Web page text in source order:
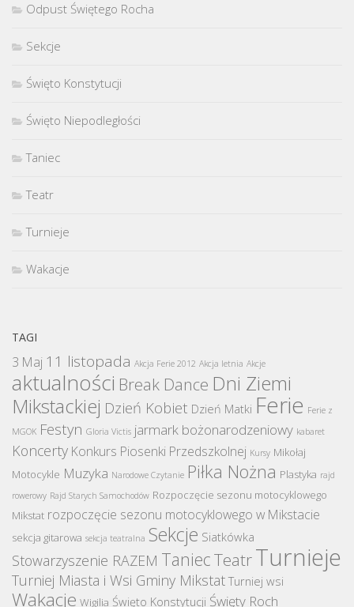
Odpust Świętego Rocha
Sekcje
Święto Konstytucji
Święto Niepodległości
Taniec
Teatr
Turnieje
Wakacje
TAGI
3 Maj 11 listopada Akcja Ferie 2012 Akcja letnia Akcje
aktualności Break Dance Dni Ziemi
Mikstackiej Dzień Kobiet Dzień Matki Ferie Ferie z
MGOK Festyn Gloria Victis jarmark bożonarodzeniowy kabaret
Koncerty Konkurs Piosenki Przedszkolnej Kursy Mikołaj
Motocykle Muzyka Narodowe Czytanie Piłka Nożna Plastyka rajd
rowerowy Rajd Starych Samochodów Rozpoczęcie sezonu motocyklowego
Mikstat rozpoczęcie sezonu motocyklowego w Mikstacie
sekcja gitarowa sekcja teatralna Sekcje Siatkówka
Stowarzyszenie RAZEM TaniecTeatrTurnieje
Turniej Miasta i Wsi Gminy Mikstat Turniej wsi
Wakacje Wigilia Święto Konstytucji Święty Roch